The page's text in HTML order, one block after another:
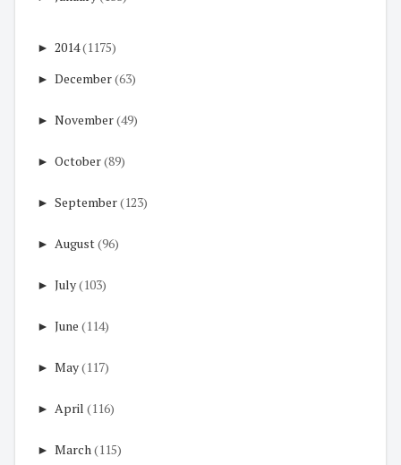
► 2014(1175)
► December(63)
► November(49)
► October(89)
► September(123)
► August(96)
► July(103)
► June (114)
► May(117)
► April (116)
► March(115)